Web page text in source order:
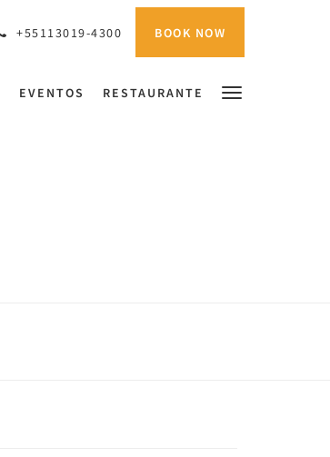
+55113019-4300 BOOK NOW
EVENTOS RESTAURANTE